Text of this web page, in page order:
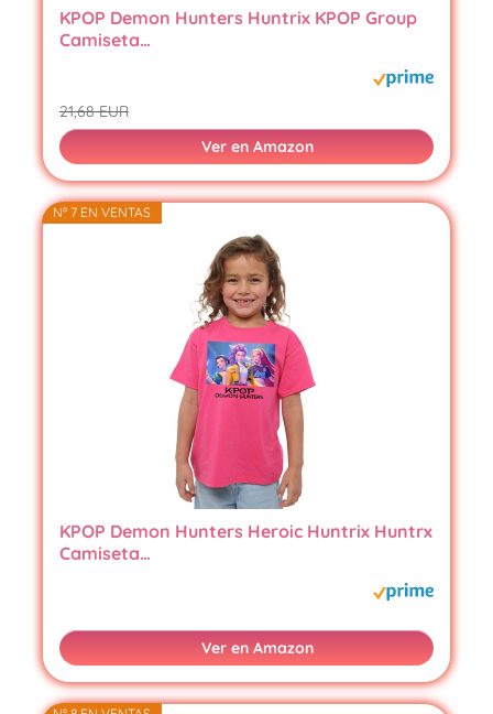
KPOP Demon Hunters Huntrix KPOP Group
Camiseta…
21,68 EUR
Ver en Amazon
Nº 7 EN VENTAS
KPOP Demon Hunters Heroic Huntrix Huntrx
Camiseta…
Ver en Amazon